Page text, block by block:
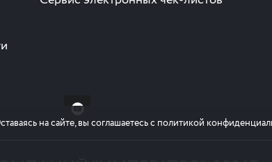
на сайте, вы соглашаетесь с политикой